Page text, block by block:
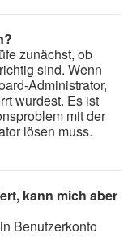
zunächst, ob
sind. Wenn
Administrator,
wurdest. Es ist
mit der
lösen muss.
kann mich aber
Benutzerkonto